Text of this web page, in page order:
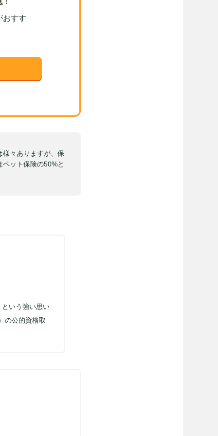
おすす
々ありますが、保
ット保険の50%と
いう強い思い
の公的資格取